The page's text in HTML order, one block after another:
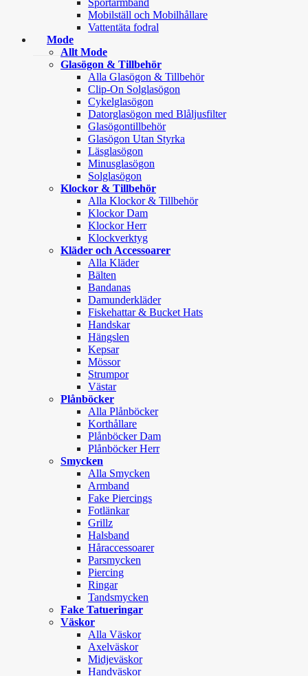
Sportarmband
Mobilställ och Mobilhållare
Vattentäta fodral
Mode
Allt Mode
Glasögon & Tillbehör
Alla Glasögon & Tillbehör
Clip-On Solglasögon
Cykelglasögon
Datorglasögon med Blåljusfilter
Glasögontillbehör
Glasögon Utan Styrka
Läsglasögon
Minusglasögon
Solglasögon
Klockor & Tillbehör
Alla Klockor & Tillbehör
Klockor Dam
Klockor Herr
Klockverktyg
Kläder och Accessoarer
Alla Kläder
Bälten
Bandanas
Damunderkläder
Fiskehattar & Bucket Hats
Handskar
Hängslen
Kepsar
Mössor
Strumpor
Västar
Plånböcker
Alla Plånböcker
Korthållare
Plånböcker Dam
Plånböcker Herr
Smycken
Alla Smycken
Armband
Fake Piercings
Fotlänkar
Grillz
Halsband
Håraccessoarer
Parsmycken
Piercing
Ringar
Tandsmycken
Fake Tatueringar
Väskor
Alla Väskor
Axelväskor
Midjeväskor
Handväskor